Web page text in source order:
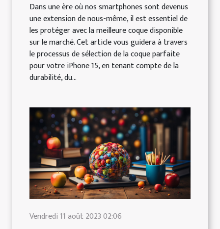
Dans une ère où nos smartphones sont devenus
une extension de nous-même, il est essentiel de
les protéger avec la meilleure coque disponible
sur le marché. Cet article vous guidera à travers
le processus de sélection de la coque parfaite
pour votre iPhone 15, en tenant compte de la
durabilité, du...
Vendredi 11 août 2023 02:06